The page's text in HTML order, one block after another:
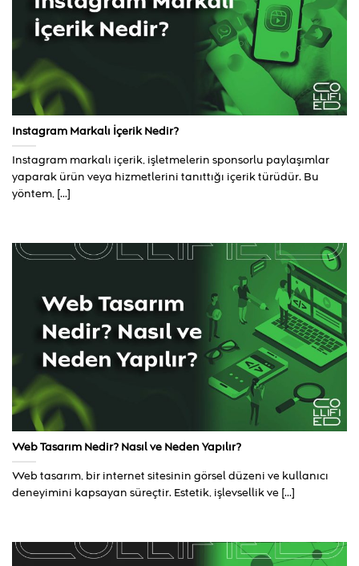
Instagram Markalı İçerik Nedir?
Instagram markalı içerik, işletmelerin sponsorlu paylaşımlar
yaparak ürün veya hizmetlerini tanıttığı içerik türüdür. Bu
yöntem, [...]
Web Tasarım Nedir? Nasıl ve Neden Yapılır?
Web tasarım, bir internet sitesinin görsel düzeni ve kullanıcı
deneyimini kapsayan süreçtir. Estetik, işlevsellik ve [...]